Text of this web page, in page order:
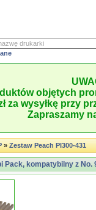
objętych
za wysyłkę przy
Zapraszamy
»Zestaw Peach PI300-431
Pack, kompatybilny z No.